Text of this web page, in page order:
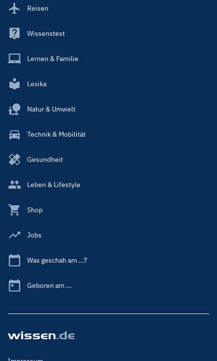
Reisen
Wissenstest
Lernen & Familie
Lexika
Natur & Umwelt
Technik & Mobilität
Gesundheit
Leben & Lifestyle
Shop
Jobs
Was geschah am ...?
Geboren am ...